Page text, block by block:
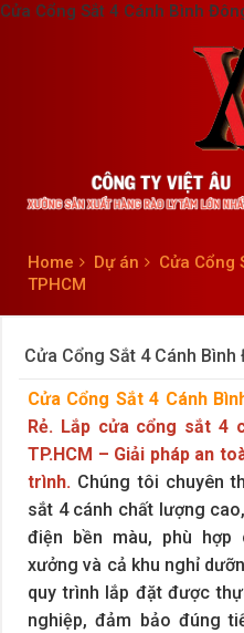
Cửa Cổng Sắt 4 Cánh Bình
Home Dự án
Cửa Cổng
TPHCM
Cửa Cổng Sắt 4 Cánh Bình
Cửa Cổng Sắt 4 Cánh
Rẻ. Lắp cửa cổng sắt 4
TP.HCM – Giải pháp an
trình. Chúng tôi chuyên
sắt 4 cánh chất lượng
điện bền màu, phù hợp
xưởng và cả khu nghỉ
quy trình lắp đặt được
nghiệp, đảm bảo đúng